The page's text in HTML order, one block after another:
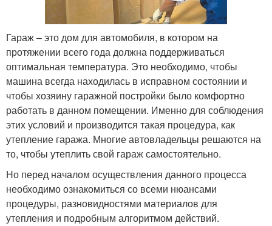
Гараж – это дом для автомобиля, в котором на
протяжении всего года должна поддерживаться
оптимальная температура. Это необходимо, чтобы
машина всегда находилась в исправном состоянии и
чтобы хозяину гаражной постройки было комфортно
работать в данном помещении. Именно для соблюдения
этих условий и производится такая процедура, как
утепление гаража. Многие автовладельцы решаются на
то, чтобы утеплить свой гараж самостоятельно.
Но перед началом осуществления данного процесса
необходимо ознакомиться со всеми нюансами
процедуры, разновидностями материалов для
утепления и подробным алгоритмом действий.